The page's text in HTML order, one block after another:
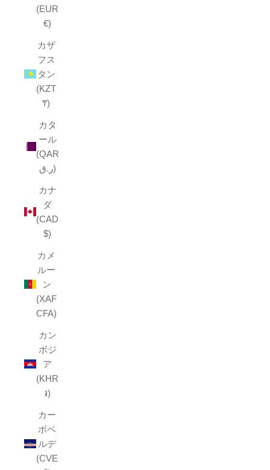
(EUR
€)
カザ
フス
タン
(KZT
₸)
カタ
ール
(QAR
ر.ق)
カナ
ダ
(CAD
$)
カメ
ルー
ン
(XAF
CFA)
カン
ボジ
ア
(KHR
៛)
カー
ボベ
ルデ
(CVE